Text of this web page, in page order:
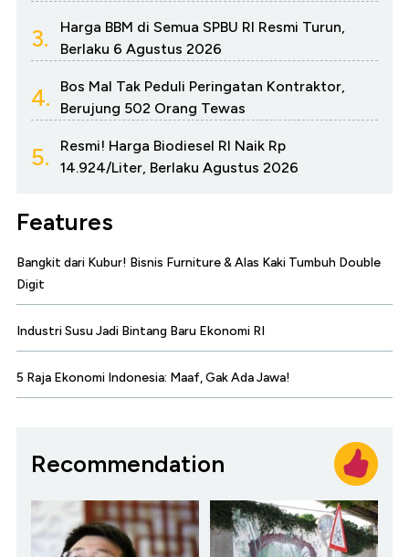
3.
Harga BBM di Semua SPBU RI Resmi Turun,
Berlaku 6 Agustus 2026
4.
Bos Mal Tak Peduli Peringatan Kontraktor,
Berujung 502 Orang Tewas
5.
Resmi! Harga Biodiesel RI Naik Rp
14.924/Liter, Berlaku Agustus 2026
Features
Bangkit dari Kubur! Bisnis Furniture & Alas Kaki Tumbuh Double
Digit
Industri Susu Jadi Bintang Baru Ekonomi RI
5 Raja Ekonomi Indonesia: Maaf, Gak Ada Jawa!
Recommendation